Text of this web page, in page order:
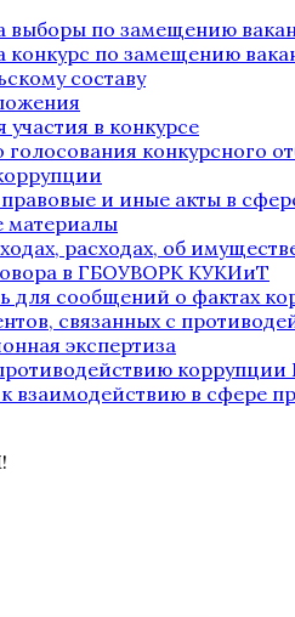
выборы по замещению
конкурс по замещению
составу
в конкурсе
голосования конкурсного
и иные акты в
материалы
расходах, об
в ГБОУВОРК КУКИиТ
для сообщений о фактах
связанных с
экспертиза
взаимодействию в сфере